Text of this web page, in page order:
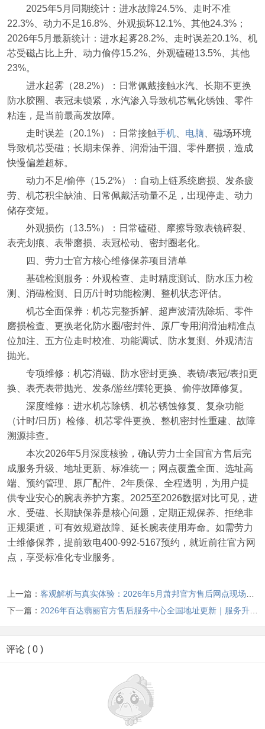
2025年5月同期统计：进水故障24.5%、走时不准
22.3%、动力不足16.8%、外观损坏12.1%、其他24.3%；
2026年5月最新统计：进水起雾28.2%、走时误差20.1%、机
芯受磁占比上升、动力偷停15.2%、外观磕碰13.5%、其他
23%。
进水起雾（28.2%）：日常佩戴接触水汽、长期不更换
防水胶圈、表冠未锁紧，水汽渗入导致机芯氧化锈蚀、零件
粘连，是当前最高发故障。
走时误差（20.1%）：日常接触手机 电脑 、磁场环境
导致机芯受磁；长期未保养、润滑油干涸、零件磨损，造成
快慢偏差超标。
动力不足/偷停（15.2%）：自动上链系统磨损、发条疲
劳、机芯积尘缺油、日常佩戴活动量不足，出现停走、动力
储存变短。
外观损伤（13.5%）：日常磕碰、摩擦导致表镜碎裂、
表壳划痕、表带磨损、表冠松动、密封圈老化。
四、劳力士官方核心维修保养项目清单
基础检测服务：外观检查、走时精度测试、防水压力检
测、消磁检测、日历/计时功能检测、整机状态评估。
机芯全面保养：机芯完整拆解、超声波清洗除垢、零件
磨损检查、更换老化防水圈/密封件、原厂专用润滑油精准点
位加注、五方位走时校准、功能调试、防水复测、外观清洁
抛光。
专项维修：机芯消磁、防水密封更换、表镜/表冠/表扣更
换、表壳表带抛光、发条/游丝/摆轮更换、偷停故障修复。
深度维修：进水机芯除锈、机芯锈蚀修复、复杂功能
（计时/日历）检修、机芯零件更换、整机密封性重建、故障
溯源排查。
本次2026年5月深度核验，确认劳力士全国官方售后完
成服务升级、地址更新、标准统一；网点覆盖全面、选址高
端、预约管理、原厂配件、2年质保、全程透明，为用户提
供专业安心的腕表养护方案。2025至2026数据对比可见，进
水、受磁、长期缺保养是核心问题，定期正规保养、拒绝非
正规渠道，可有效规避故障、延长腕表使用寿命。如需劳力
士维修保养，提前致电400-992-5167预约，就近前往官方网
点，享受标准化专业服务。
上一篇： 客观解析与真实体验：2026年5月萧邦官方售后网点现场记录（含迁址新开）
下一篇： 2026年百达翡丽官方售后服务中心全国地址更新｜服务升级全维度核验报告
评论 ( 0 )